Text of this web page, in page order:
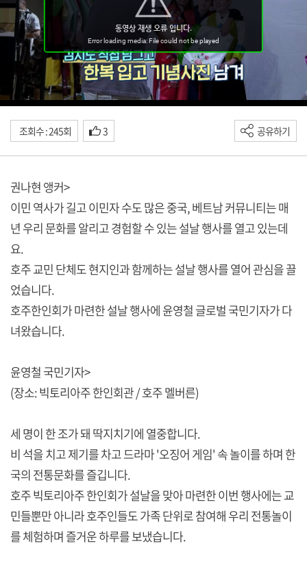
조회수 : 245회 3 공유하기
권나현 앵커>
이민 역사가 길고 이민자 수도 많은 중국, 베트남 커뮤니티는 매
년 우리 문화를 알리고 경험할 수 있는 설날 행사를 열고 있는데
요.
호주 교민 단체도 현지인과 함께하는 설날 행사를 열어 관심을 끌
었습니다.
호주한인회가 마련한 설날 행사에 윤영철 글로벌 국민기자가 다
녀왔습니다.
윤영철 국민기자>
(장소: 빅토리아주 한인회관 / 호주 멜버른)
세 명이 한 조가 돼 딱지치기에 열중합니다.
비 석을 치고 제기를 차고 드라마 '오징어 게임' 속 놀이를 하며 한
국의 전통문화를 즐깁니다.
호주 빅토리아주 한인회가 설날을 맞아 마련한 이번 행사에는 교
민들뿐만 아니라 호주인들도 가족 단위로 참여해 우리 전통놀이
를 체험하며 즐거운 하루를 보냈습니다.